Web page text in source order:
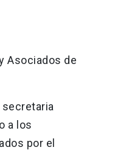
Asociados de
secretaria
a los
por el